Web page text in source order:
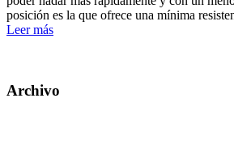
posición es la que ofrece una mínima
Leer más
Archivo